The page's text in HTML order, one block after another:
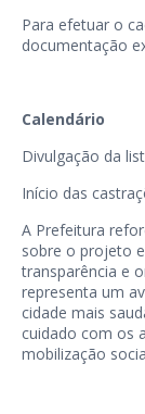
Para efetuar o
documentação
Calendário
Divulgação da
Início das
A Prefeitura
sobre o projeto
transparência e
representa um
cidade mais
cuidado com os
mobilização